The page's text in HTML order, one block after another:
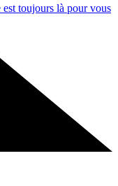
est toujours là pour vous